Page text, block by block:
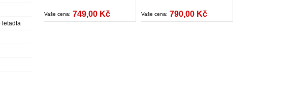
Vaše cena: 749,00 Kč Vaše cena: 790,00 Kč
letadla